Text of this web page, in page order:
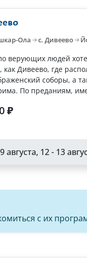
Ола с. Дивеево
верующих людей
как Дивеево, где
соборы, а
По преданиям,
₽
августа, 12 - 13
с их